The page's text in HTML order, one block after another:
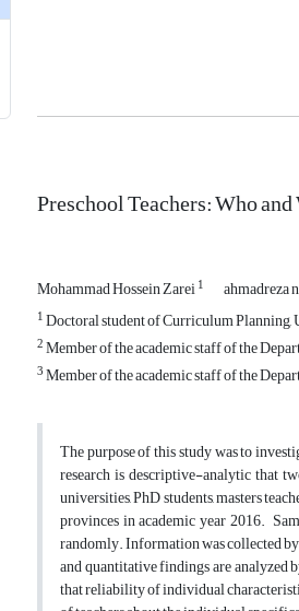
Preschool Teachers: Who
Mohammad Hossein Zarei1 ahmadreza
1Doctoral student of Curriculum
2Member of the academic staff of the
3Member of the academic staff of the
The purpose of this study was to
research is descriptive-analytic that
universities, PhD students, masters
provinces in academic year 2016.
randomly. Information was collected
and quantitative findings are
that reliability of individual